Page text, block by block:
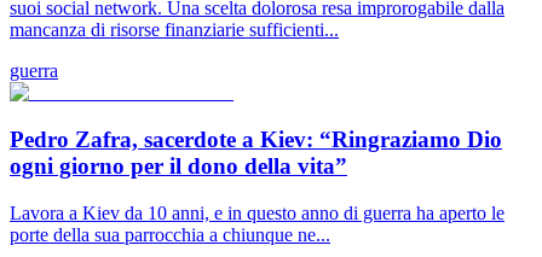
suoi social network. Una scelta dolorosa resa improrogabile dalla
mancanza di risorse finanziarie sufficienti...
guerra
Pedro Zafra, sacerdote a Kiev: “Ringraziamo Dio
ogni giorno per il dono della vita”
Lavora a Kiev da 10 anni, e in questo anno di guerra ha aperto le
porte della sua parrocchia a chiunque ne...